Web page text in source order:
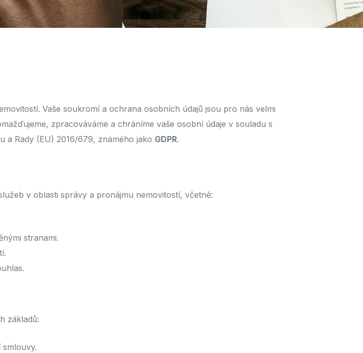
Vaše soukromí a ochrana osobních údajů jsou pro nás velmi
zpracováváme a chráníme vaše osobní údaje v souladu s
a Rady (EU) 2016/679, známého jako GDPR.
v oblasti správy a pronájmu nemovitostí, včetně:
stranami.
základů: